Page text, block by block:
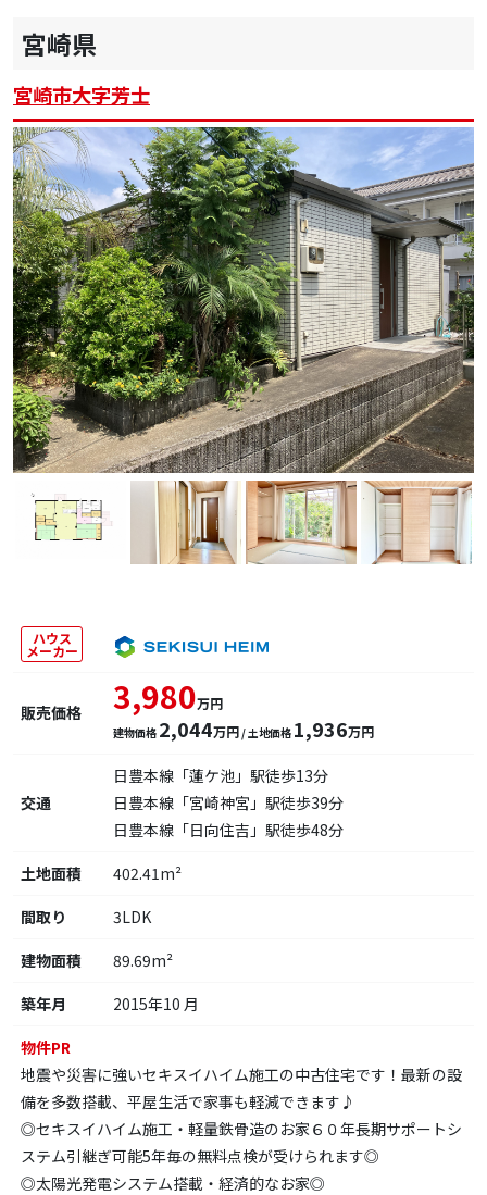
宮崎県
宮崎市大字芳士
ハウス
メーカー
販売価格 3,980万円
建物価格 2,044万円 / 土地価格 1,936万円
交通
日豊本線「蓮ケ池」駅徒歩13分
日豊本線「宮崎神宮」駅徒歩39分
日豊本線「日向住吉」駅徒歩48分
土地面積
402.41m²
間取り
3LDK
建物面積
89.69m²
築年月
2015年10 月
物件PR
地震や災害に強いセキスイハイム施工の中古住宅です！最新の設
備を多数搭載、平屋生活で家事も軽減できます♪
◎セキスイハイム施工・軽量鉄骨造のお家６０年長期サポートシ
ステム引継ぎ可能5年毎の無料点検が受けられます◎
◎太陽光発電システム搭載・経済的なお家◎